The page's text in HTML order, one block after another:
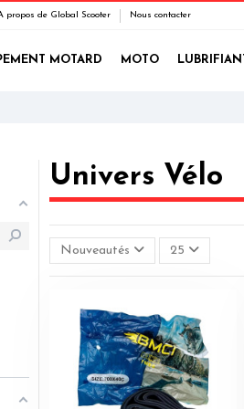
propos de Global Scooter Nous contacter
MOTARD MOTO
Univers Vélo
Nouveautés 25